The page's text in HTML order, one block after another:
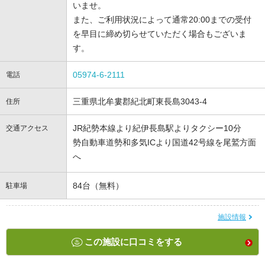
いませ。
また、ご利用状況によって通常20:00までの受付
を早目に締め切らせていただく場合もございま
す。
電話 05974-6-2111
住所 三重県北牟婁郡紀北町東長島3043-4
交通アクセス
JR紀勢本線より紀伊長島駅よりタクシー10分
勢自動車道勢和多気ICより国道42号線を尾鷲方面
へ
駐車場 84台（無料）
施設情報
この施設に口コミをする